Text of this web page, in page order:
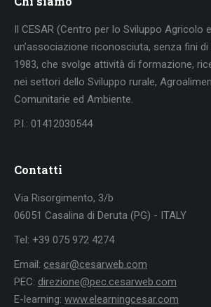
Il CESAR (Centro per lo Sviluppo Agricolo
un’associazione riconosciuta, senza fini
1983, che svolge attività di formazione,
nei settori dello Sviluppo rurale,
Comunitarie ed Ambiente.
P.I.: 01412030544
Contatti
Via Risorgimento, 3/b
06051 Casalina di Deruta (PG) - ITALY
Tel: +39 075 972 4274
Email: cesar@cesarweb.com
PEC: direzione@pec.cesarweb.com
E-learning: www.elearningcesar.com